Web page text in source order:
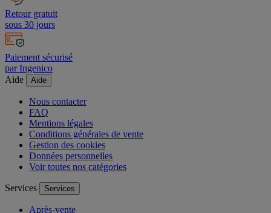
Retour gratuit
sous 30 jours
Paiement sécurisé
par Ingenico
Aide
Nous contacter
FAQ
Mentions légales
Conditions générales de vente
Gestion des cookies
Données personnelles
Services